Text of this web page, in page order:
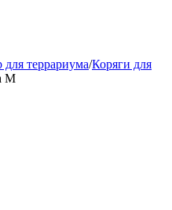
для террариума/Коряги для
M